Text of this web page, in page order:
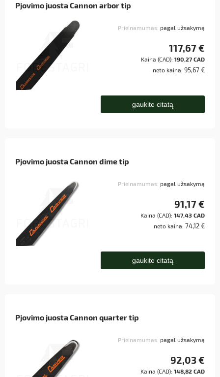
Pjovimo juosta Cannon arbor tip
Prieinamumas: pagal užsakymą
117,67 €
Kaina (CAD): 190,27 CAD
neto kaina: 95,67 €
gaukite citatą
Pjovimo juosta Cannon dime tip
Prieinamumas: pagal užsakymą
91,17 €
Kaina (CAD): 147,43 CAD
neto kaina: 74,12 €
gaukite citatą
Pjovimo juosta Cannon quarter tip
Prieinamumas: pagal užsakymą
92,03 €
Kaina (CAD): 148,82 CAD